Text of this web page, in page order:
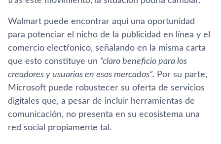
Walmart puede encontrar aquí una oportunidad
para potenciar el nicho de la publicidad en línea y el
comercio electŕonico, señalando en la misma carta
que esto constituye un “claro beneficio para los
creadores y usuarios en esos mercados”. Por su parte,
Microsoft puede robustecer su oferta de servicios
digitales que, a pesar de incluir herramientas de
comunicación, no presenta en su ecosistema una
red social propiamente tal.